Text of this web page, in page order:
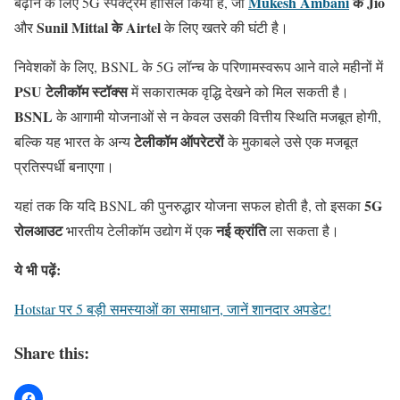
औरSunil Mittal के Airtelके लिए खतरे की घंटी है।
निवेशकों के लिए, BSNL के 5G लॉन्च के परिणामस्वरूप आने वाले महीनों में
PSU टेलीकॉम स्टॉक्समें सकारात्मक वृद्धि देखने को मिल सकती है।
BSNLके आगामी योजनाओं से न केवल उसकी वित्तीय स्थिति मजबूत होगी,
बल्कि यह भारत के अन्यटेलीकॉम ऑपरेटरोंके मुकाबले उसे एक मजबूत
प्रतिस्पर्धी बनाएगा।
यहां तक कि यदि BSNL की पुनरुद्धार योजना सफल होती है, तो इसका5G
रोलआउटभारतीय टेलीकॉम उद्योग में एकनई क्रांतिला सकता है।
ये भी पढ़ें:
Hotstar पर 5 बड़ी समस्याओं का समाधान, जानें शानदार अपडेट!
Share this: